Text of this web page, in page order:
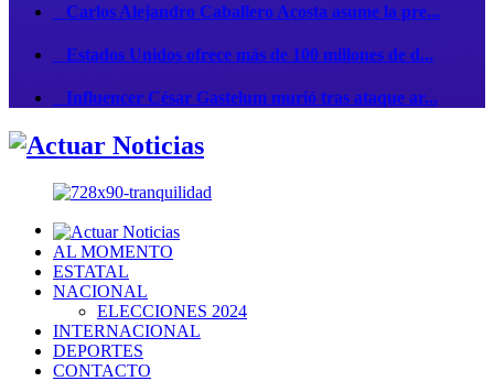
Carlos Alejandro Caballero Acosta asume la pre...
Estados Unidos ofrece más de 100 millones de d...
Influencer César Gastelum murió tras ataque ar...
AL MOMENTO
ESTATAL
NACIONAL
ELECCIONES 2024
INTERNACIONAL
DEPORTES
CONTACTO